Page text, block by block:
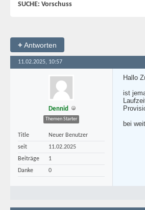
SUCHE: Vorschuss
+Antworten
11.02.2025, 10:57
Dennid
Themen Starter
Title
Neuer Benutzer
seit
11.02.2025
Beiträge
1
Danke
0
Hallo
ist
bei